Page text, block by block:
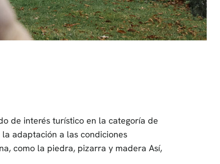
de interés turístico en la categoría de
adaptación a las condiciones
como la piedra, pizarra y madera Así,